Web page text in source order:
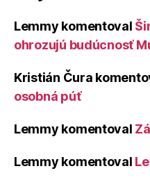
Lemmy komentoval
ohrozujú budúcnosť
Kristián Čura
osobná púť
Lemmy komentoval
Lemmy komentoval